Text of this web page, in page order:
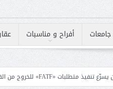
جامعات أفراح و مناسبات